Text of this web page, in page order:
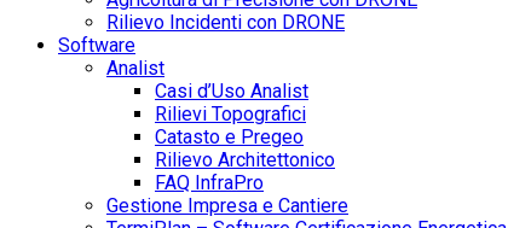
Rilievo Incidenti con DRONE
Software
Analist
Casi d’Uso Analist
Rilievi Topografici
Catasto e Pregeo
Rilievo Architettonico
FAQ InfraPro
Gestione Impresa e Cantiere